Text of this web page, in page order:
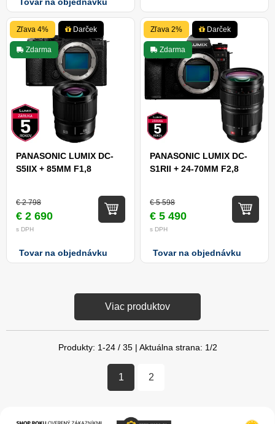
Zľava 4% Darček
Zdarma
PANASONIC LUMIX DC-
S5IIX + 85MM F1,8
€ 2 798
€ 2 690
s DPH
Tovar na objednávku
Zľava 2% Darček
Zdarma
PANASONIC LUMIX DC-
S1RII + 24-70MM F2,8
€ 5 598
€ 5 490
s DPH
Tovar na objednávku
Viac produktov
Produkty: 1-24/ 35| Aktuálna strana: 1/2
1 2